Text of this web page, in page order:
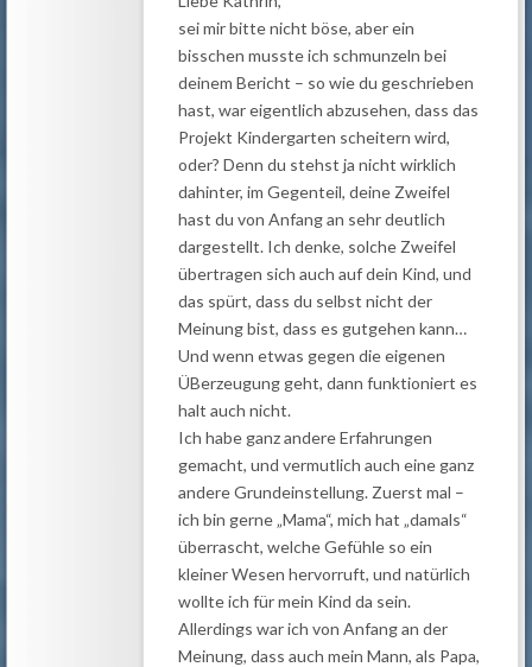
sei mir bitte nicht böse, aber ein
bisschen musste ich schmunzeln bei
deinem Bericht – so wie du geschrieben
hast, war eigentlich abzusehen, dass das
Projekt Kindergarten scheitern wird,
oder? Denn du stehst ja nicht wirklich
dahinter, im Gegenteil, deine Zweifel
hast du von Anfang an sehr deutlich
dargestellt. Ich denke, solche Zweifel
übertragen sich auch auf dein Kind, und
das spürt, dass du selbst nicht der
Meinung bist, dass es gutgehen kann…
Und wenn etwas gegen die eigenen
ÜBerzeugung geht, dann funktioniert es
halt auch nicht.
Ich habe ganz andere Erfahrungen
gemacht, und vermutlich auch eine ganz
andere Grundeinstellung. Zuerst mal –
ich bin gerne „Mama“, mich hat „damals“
überrascht, welche Gefühle so ein
kleiner Wesen hervorruft, und natürlich
wollte ich für mein Kind da sein.
Allerdings war ich von Anfang an der
Meinung, dass auch mein Mann, als Papa,